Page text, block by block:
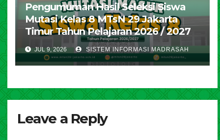
Pengumuman Hasil Seleksi Siswa
Mutasi Kelas 8 MTsN 29 Jakarta
Timur Tahun Pelajaran 2026 / 2027
JUL 9, 2026 SISTEM INFORMASI MADRASAH
Leave a Reply